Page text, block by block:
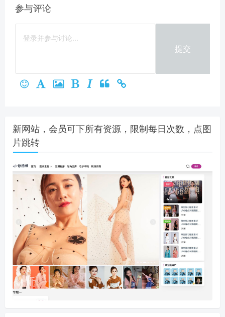
参与评论
提交
新网站，会员可下所有资源，限制每日次数，点图
片跳转